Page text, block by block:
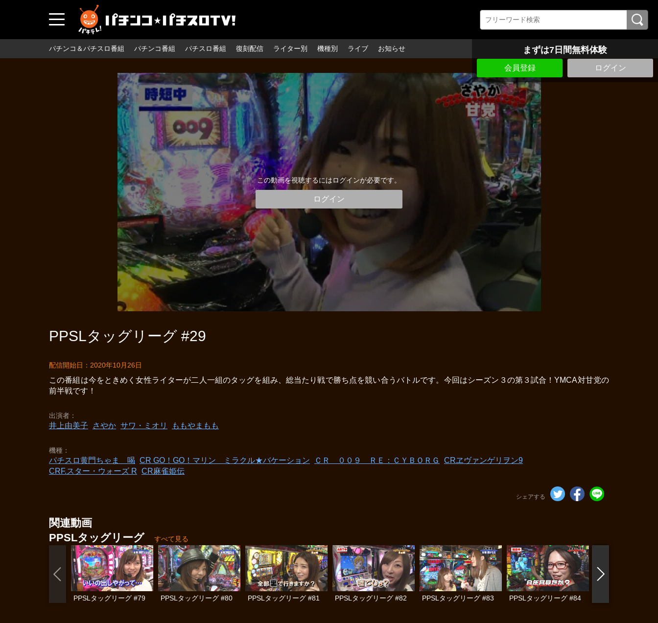
パチンコ＆パチスロ番組 パチンコ番組 パチスロ番組 復刻配信 ライター別 機種別 ライブ お知らせ まずは7日間無料体験
会員登録 ログイン
この動画を視聴するにはログインが必要です。
ログイン
PPSLタッグリーグ #29
配信開始日：2020年10月26日
この番組は今をときめく女性ライターが二人一組のタッグを組み、総当たり戦で勝ち点を競い合うバトルです。今回はシーズン３の第３試合！YMCA対甘党の
前半戦です！
出演者
井上由美子 さやか サワ・ミオリ ももやまもも
機種
パチスロ黄門ちゃま 喝 CR GO！GO！マリン ミラクル★バケーション ＣＲ ００９ ＲＥ：ＣＹＢＯＲＧ
CRヱヴァンゲリヲン9
CRF.スター・ウォーズ R CR麻雀姫伝
シェアする
関連動画
PPSLタッグリーグ
すべて見る
PPSLタッグリーグ #79 PPSLタッグリーグ #80 PPSLタッグリーグ #81 PPSLタッグリーグ #82 PPSLタッグリーグ #83 PPSLタッグリーグ #84